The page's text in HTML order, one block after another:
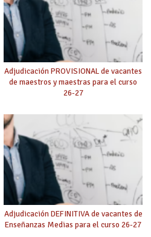
Adjudicación PROVISIONAL de vacantes
de maestros y maestras para el curso
26-27
Adjudicación DEFINITIVA de vacantes de
Enseñanzas Medias para el curso 26-27